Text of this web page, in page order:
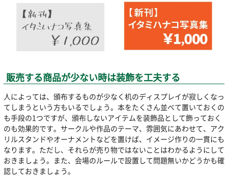
販売する商品が少ない時は装飾を工夫する
人によっては、頒布するものが少なく机のディスプレイが寂しくなっ
てしまうという方もいるでしょう。本をたくさん並べて置いておくの
も手段の1つですが、頒布しないアイテムを装飾品として飾っておく
のも効果的です。サークルや作品のテーマ、雰囲気にあわせて、アク
リルスタンドやオーナメントなどを置けば、イメージ作りの一貫にも
なります。ただし、それらが売り物ではないことはわかるようにして
おきましょう。また、会場のルールで設置して問題無いかどうかも確
認しておきましょう。